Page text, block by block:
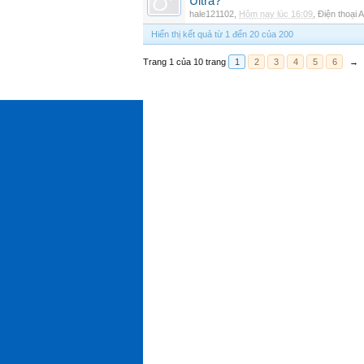
hale121102 Hôm nay lúc 16:09 Điện thoại
Hiển thị kết quả từ 1 đến 20 của 200
Trang 1 của 10 trang 1 2 3 4 5 6 →